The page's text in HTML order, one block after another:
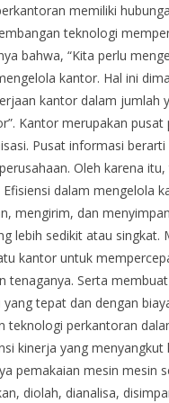
memiliki
teknologi
bahwa, “Kita perlu
kantor. Hal ini
kantor dalam jumlah
Kantor merupakan pusat
Pusat informasi
Oleh karena
dalam mengelola
mengirim, dan
lebih sedikit atau singkat.
kantor untuk
tenaganya. Serta
tepat dan dengan
teknologi perkantoran
kinerja yang menyangkut
pemakaian mesin mesin
diolah, dianalisa,